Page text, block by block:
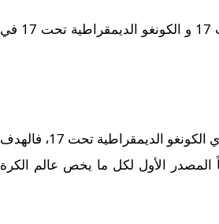
لا تفوتوا متعة كرة القدم اليوم. تأكدوا من ضبط ساعاتكم لتكونوا أول من يشاهد قمة الكاميرون تحت 17 و الكونغو الديمقراطية تحت 17 في
ختاماً، تبقى كرة القدم لعبة المتعة والروح الرياضية. سواء كنت مشجعاً لنادي الكاميرون تحت 17 أو نادي الكونغو الديمقراطية تحت 17، فالهدف
المصدر الأول لكل ما يخص عالم الكرة